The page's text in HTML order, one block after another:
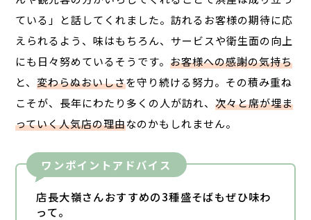
ている」と話してくれました。訪れるお客様の期待に応
えられるよう、味はもちろん、サービスや衛生面の向上
にも日々努めているそうです。お客様への感謝の気持ち
と、変わらぬおいしさを守り続ける努力。その積み重ね
こそが、長年にわたり多くの人が訪れ、次々と席が埋ま
っていく人気店の理由なのかもしれません。
ワンポイントアドバイス
店長大嶺さんおすすめの3種盛そばもぜひ味わ
って。